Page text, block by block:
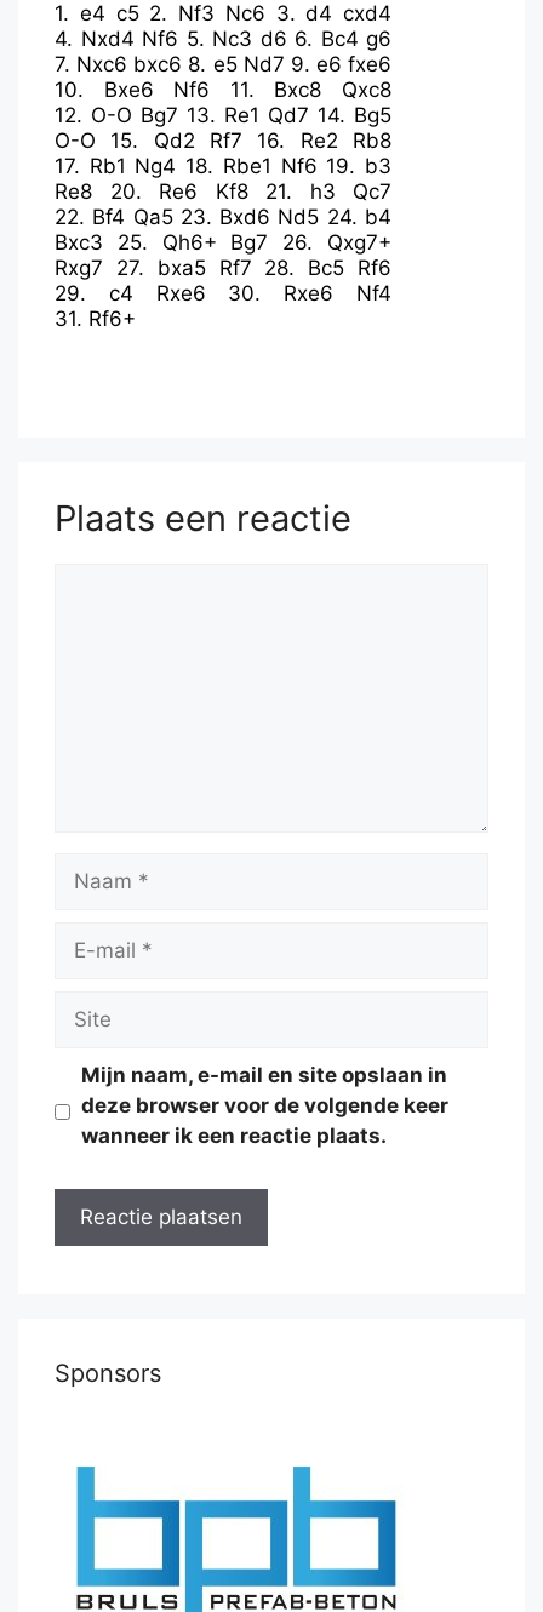
1. e4 c5 2. Nf3 Nc6 3.d4 cxd4
4. Nxd4 Nf6 5. Nc3 d6 6. Bc4 g6
7. Nxc6 bxc6 8. e5 Nd7 9. e6 fxe6
10. Bxe6 Nf6 11. Bxc8
Qxc8
12. O-O Bg7 13. Re1 Qd7 14. Bg5
O-O
15. Qd2 Rf7 16. Re2
Rb8
17. Rb1 Ng4 18. Rbe1 Nf6 19. b3
Re8
20. Re6 Kf8 21. h3
Qc7
22. Bf4 Qa5 23. Bxd6 Nd5 24. b4
Bxc3
25. Qh6+ Bg7 26. Qxg7+
Rxg7
27. bxa5 Rf7 28. Bc5 Rf6
29. c4 Rxe6 30. Rxe6
Nf4
31. Rf6+
Plaats een reactie
Naam
Site
Mijn naam, e-mail en site opslaan in
deze browser voor de volgende keer
wanneer ik een reactie plaats.
Sponsors